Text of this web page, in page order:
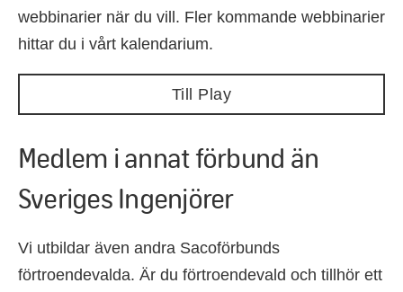
webbinarier när du vill. Fler kommande webbinarier
hittar du i vårt kalendarium.
Till Play
Medlem i annat förbund än
Sveriges Ingenjörer
Vi utbildar även andra Sacoförbunds
förtroendevalda. Är du förtroendevald och tillhör ett